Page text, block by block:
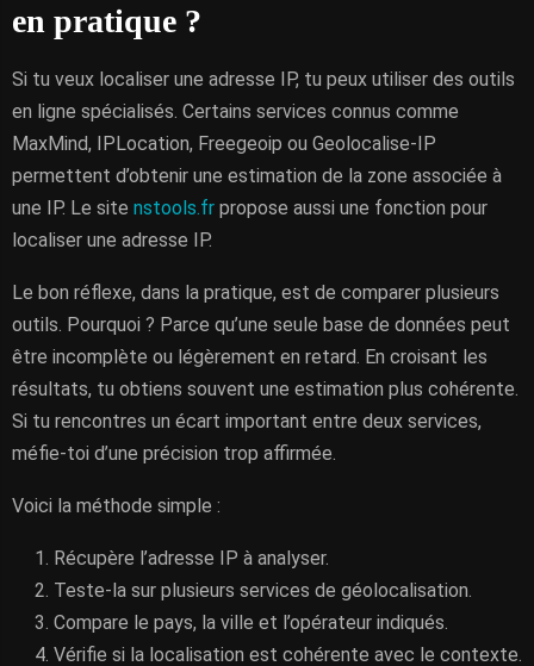
en pratique ?
Si tu veux localiser une adresse IP, tu peux utiliser des outils
en ligne spécialisés. Certains services connus comme
MaxMind, IPLocation, Freegeoip ou Geolocalise-IP
permettent d’obtenir une estimation de la zone associée à
une IP. Le site nstools.fr propose aussi une fonction pour
localiser une adresse IP.
Le bon réflexe, dans la pratique, est de comparer plusieurs
outils. Pourquoi ? Parce qu’une seule base de données peut
être incomplète ou légèrement en retard. En croisant les
résultats, tu obtiens souvent une estimation plus cohérente.
Si tu rencontres un écart important entre deux services,
méfie-toi d’une précision trop affirmée.
Voici la méthode simple :
Récupère l’adresse IP à analyser.
Teste-la sur plusieurs services de géolocalisation.
Compare le pays, la ville et l’opérateur indiqués.
Vérifie si la localisation est cohérente avec le contexte.